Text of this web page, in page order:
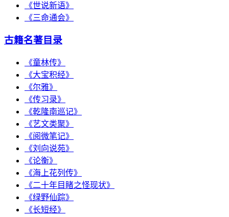
《世说新语》
《三命通会》
古籍名著目录
《童林传》
《大宝积经》
《尔雅》
《传习录》
《乾隆南巡记》
《艺文类聚》
《阅微笔记》
《刘向说苑》
《论衡》
《海上花列传》
《二十年目睹之怪现状》
《绿野仙踪》
《长短经》